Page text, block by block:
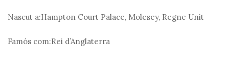
Nascut a:Hampton Court Palace, Molesey, Regne Unit
Famós com:Rei d’Anglaterra